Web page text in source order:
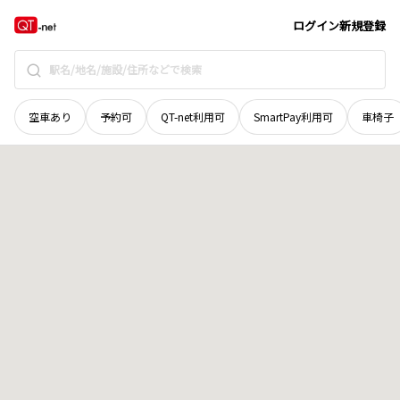
ログイン新規登録
空車あり 予約可 QT-net利用可 SmartPay利用可 車椅子
広島県